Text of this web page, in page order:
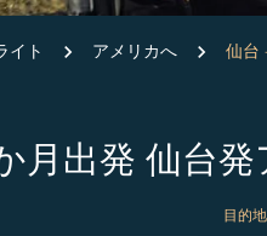
イト アメリカへ 仙台
月出発 仙台
目的地